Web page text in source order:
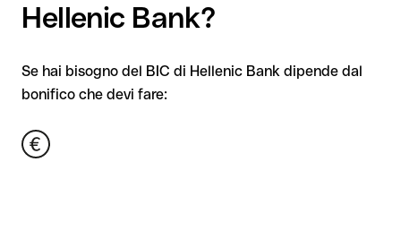
Hellenic Bank?
Se hai bisogno del BIC di Hellenic Bank dipende dal
bonifico che devi fare: